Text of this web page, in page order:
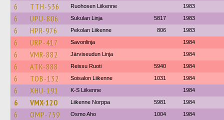
6 TTH-536 Ruohosen Liikenne 1983
6 UPU-806 Sukulan Linja 5817 1983
6 HPR-976 Pekolan Liikenne 806 1983
6 URP-417 Savonlinja 1984
6 VMR-882 Järviseudun Linja 1984
6 ATK-888 Reissu Ruoti 5940 1984
6 TOB-132 Soisalon Liikenne 1031 1984
6 XHU-191 K-S Liikenne 1984
6 VMX-120 Liikenne Norppa 5981 1984
6 OMP-759 Osmo Aho 1004 1984